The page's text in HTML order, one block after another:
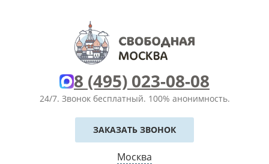
8 (495) 023-08-08
24/7. Звонок бесплатный. 100% анонимность.
ЗАКАЗАТЬ ЗВОНОК
Москва